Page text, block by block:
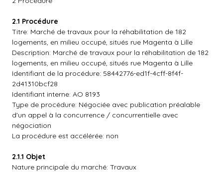
2.1 Procédure
Titre: Marché de travaux pour la réhabilitation de 182
logements, en milieu occupé, situés rue Magenta à Lille
Description: Marché de travaux pour la réhabilitation de 182
logements, en milieu occupé, situés rue Magenta à Lille
Identifiant de la procédure: 58442776-ed1f-4cff-8f4f-
2d41310bcf28
Identifiant interne: AO 8193
Type de procédure: Négociée avec publication préalable
d'un appel à la concurrence / concurrentielle avec
négociation
La procédure est accélérée: non
2.1.1 Objet
Nature principale du marché: Travaux